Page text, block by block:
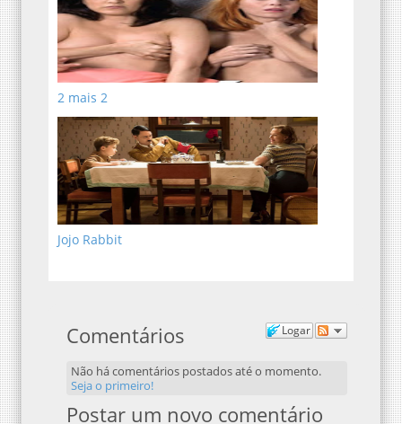
2 mais 2
Jojo Rabbit
Logar
Comentários
Não há comentários postados até o momento.
Seja o primeiro!
Postar um novo comentário